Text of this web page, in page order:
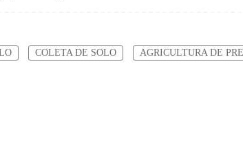
COLETA DE SOLO AGRICULTURA DE